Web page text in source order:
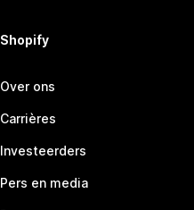
Shopify
Over ons
Carrières
Investeerders
Pers en media